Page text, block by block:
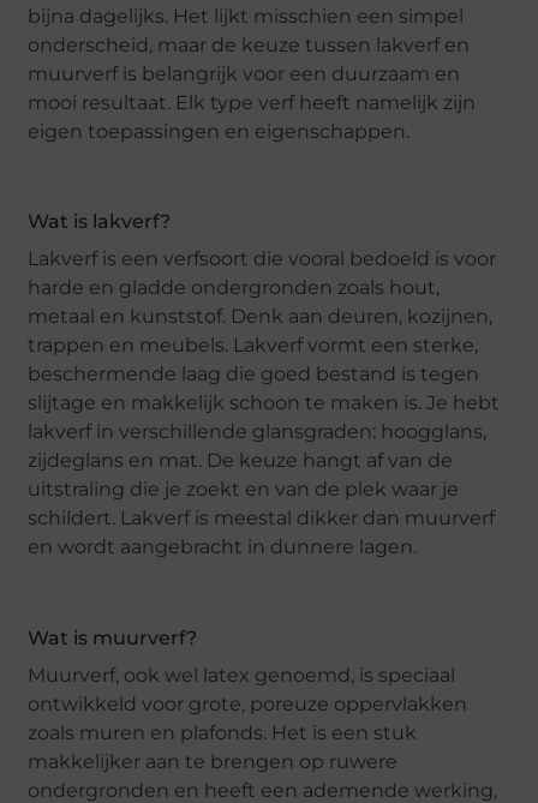
bijna dagelijks. Het lijkt misschien een simpel
onderscheid, maar de keuze tussen lakverf en
muurverf is belangrijk voor een duurzaam en
mooi resultaat. Elk type verf heeft namelijk zijn
eigen toepassingen en eigenschappen.
Wat is lakverf?
Lakverf is een verfsoort die vooral bedoeld is voor
harde en gladde ondergronden zoals hout,
metaal en kunststof. Denk aan deuren, kozijnen,
trappen en meubels. Lakverf vormt een sterke,
beschermende laag die goed bestand is tegen
slijtage en makkelijk schoon te maken is. Je hebt
lakverf in verschillende glansgraden: hoogglans,
zijdeglans en mat. De keuze hangt af van de
uitstraling die je zoekt en van de plek waar je
schildert. Lakverf is meestal dikker dan muurverf
en wordt aangebracht in dunnere lagen.
Wat is muurverf?
Muurverf, ook wel latex genoemd, is speciaal
ontwikkeld voor grote, poreuze oppervlakken
zoals muren en plafonds. Het is een stuk
makkelijker aan te brengen op ruwere
ondergronden en heeft een ademende werking,